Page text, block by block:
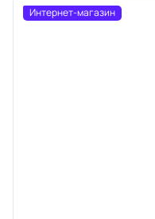
Интернет-магазин